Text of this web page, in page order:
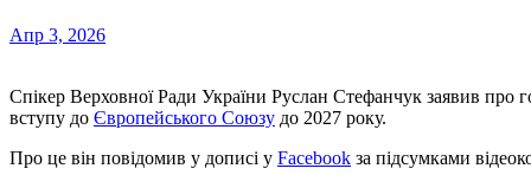
Апр 3, 2026
Спікер Верховної Ради України Руслан Стефанчук заявив про готовність України виконати всі необхідні умови для
вступу до Європейського Союзу до 2027 року.
Про це він повідомив у дописі у Facebook за підсумками